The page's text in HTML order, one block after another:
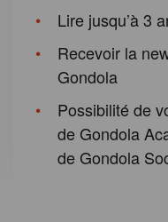
Lire jusqu’à 3
Recevoir la
Gondola
Possibilité de
de Gondola
de Gondola